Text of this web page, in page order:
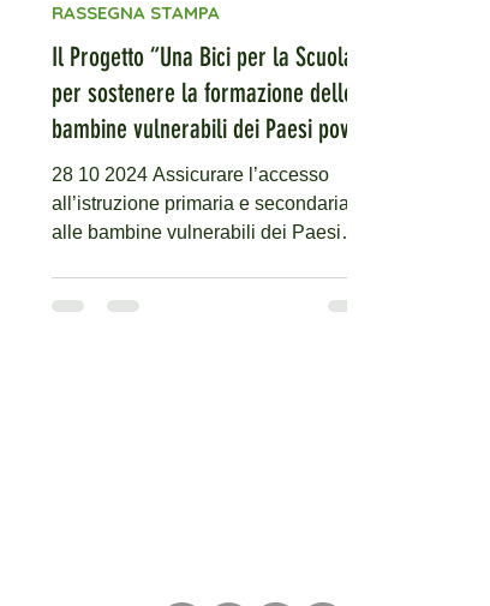
Il Progetto “Una Bici per la Scuola”
per sostenere la formazione delle
bambine vulnerabili dei Paesi poveri
del Mondo. Grazie a Fondazione
Mediolanum - Farodiroma.it
28 10 2024 Assicurare l’accesso
all’istruzione primaria e secondaria
alle bambine vulnerabili dei Paesi
RASSEGNA STAMPA